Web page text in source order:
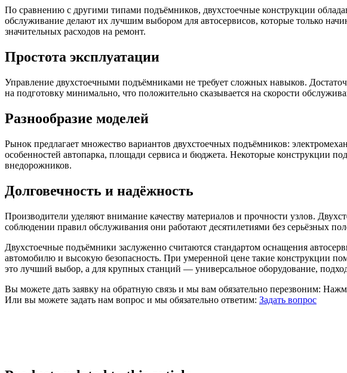
По сравнению с другими типами подъёмников, двухстоечные конструкции
обслуживание делают их лучшим выбором для автосервисов, которые только
значительных расходов на ремонт.
Простота эксплуатации
Управление двухстоечными подъёмниками не требует сложных навыков.
на подготовку минимально, что положительно сказывается на скорости
Разнообразие моделей
Рынок предлагает множество вариантов двухстоечных подъёмников:
особенностей автопарка, площади сервиса и бюджета. Некоторые конструкции
внедорожников.
Долговечность и надёжность
Производители уделяют внимание качеству материалов и прочности узлов.
соблюдении правил обслуживания они работают десятилетиями без серьёзных
Двухстоечные подъёмники заслуженно считаются стандартом оснащения
автомобилю и высокую безопасность. При умеренной цене такие конструкции
это лучший выбор, а для крупных станций — универсальное оборудование,
Вы можете дать заявку на обратную связь и мы вам обязательно перезвоним:
Или вы можете задать нам вопрос и мы обязательно ответим: Задать вопрос